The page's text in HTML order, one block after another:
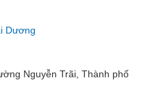
Dương
Nguyễn Trãi, Thành phố